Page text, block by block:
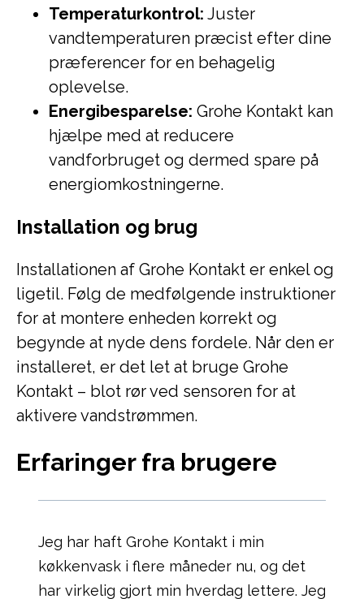
Temperaturkontrol: Juster
vandtemperaturen præcist efter dine
præferencer for en behagelig
oplevelse.
Energibesparelse: Grohe Kontakt kan
hjælpe med at reducere
vandforbruget og dermed spare på
energiomkostningerne.
Installation og brug
Installationen af Grohe Kontakt er enkel og
ligetil. Følg de medfølgende instruktioner
for at montere enheden korrekt og
begynde at nyde dens fordele. Når den er
installeret, er det let at bruge Grohe
Kontakt – blot rør ved sensoren for at
aktivere vandstrømmen.
Erfaringer fra brugere
Jeg har haft Grohe Kontakt i min
køkkenvask i flere måneder nu, og det
har virkelig gjort min hverdag lettere. Jeg